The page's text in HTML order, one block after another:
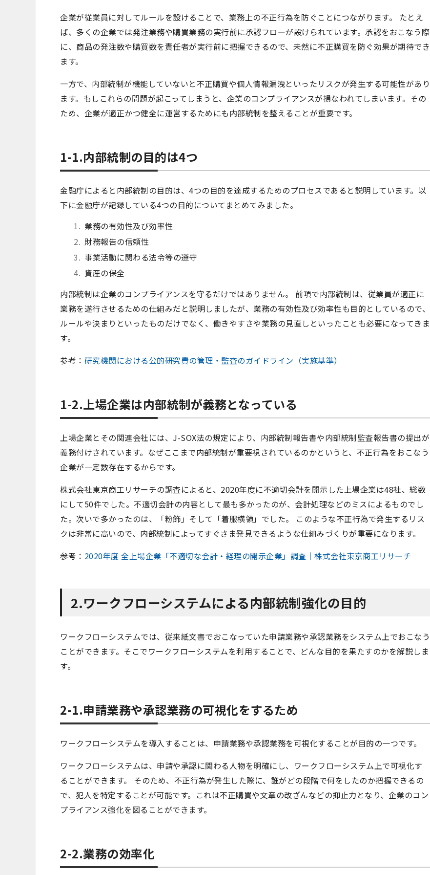
企業が従業員に対してルールを設けることで、業務上の不正行為を防ぐことにつながります。 たとえ
ば、多くの企業では発注業務や購買業務の実行前に承認フローが設けられています。承認をおこなう際
に、商品の発注数や購買数を責任者が実行前に把握できるので、未然に不正購買を防ぐ効果が期待でき
ます。
一方で、内部統制が機能していないと不正購買や個人情報漏洩といったリスクが発生する可能性があり
ます。もしこれらの問題が起こってしまうと、企業のコンプライアンスが損なわれてしまいます。その
ため、企業が適正かつ健全に運営するためにも内部統制を整えることが重要です。
1-1.内部統制の目的は4つ
金融庁によると内部統制の目的は、4つの目的を達成するためのプロセスであると説明しています。以
下に金融庁が記録している4つの目的についてまとめてみました。
業務の有効性及び効率性
財務報告の信頼性
事業活動に関わる法令等の遵守
資産の保全
内部統制は企業のコンプライアンスを守るだけではありません。 前項で内部統制は、従業員が適正に
業務を遂行させるための仕組みだと説明しましたが、業務の有効性及び効率性も目的としているので、
ルールや決まりといったものだけでなく、働きやすさや業務の見直しといったことも必要になってきま
す。
参考： 研究機関における公的研究費の管理・監査のガイドライン（実施基準）
1-2.上場企業は内部統制が義務となっている
上場企業とその関連会社には、J-SOX法の規定により、内部統制報告書や内部統制監査報告書の提出が
義務付けされています。なぜここまで内部統制が重要視されているのかというと、不正行為をおこなう
企業が一定数存在するからです。
株式会社東京商工リサーチの調査によると、2020年度に不適切会計を開示した上場企業は48社、総数
にして50件でした。不適切会計の内容として最も多かったのが、会計処理などのミスによるものでし
た。次いで多かったのは、「粉飾」そして「着服横領」でした。 このような不正行為で発生するリス
クは非常に高いので、内部統制によってすぐさま発見できるような仕組みづくりが重要になります。
参考： 2020年度 全上場企業「不適切な会計・経理の開示企業」調査｜株式会社東京商工リサーチ
2.ワークフローシステムによる内部統制強化の目的
ワークフローシステムでは、従来紙文書でおこなっていた申請業務や承認業務をシステム上でおこなう
ことができます。そこでワークフローシステムを利用することで、どんな目的を果たすのかを解説しま
す。
2-1.申請業務や承認業務の可視化をするため
ワークフローシステムを導入することは、申請業務や承認業務を可視化することが目的の一つです。
ワークフローシステムは、申請や承認に関わる人物を明確にし、ワークフローシステム上で可視化す
ることができます。 そのため、不正行為が発生した際に、誰がどの段階で何をしたのか把握できるの
で、犯人を特定することが可能です。これは不正購買や文章の改ざんなどの抑止力となり、企業のコン
プライアンス強化を図ることができます。
2-2.業務の効率化